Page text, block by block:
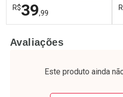
R$39,99
Laboratório
Por Menos
Avaliações
Este produto ainda